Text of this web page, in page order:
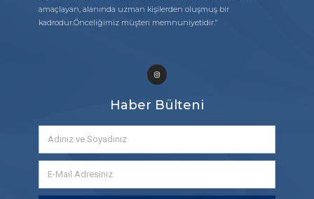
amaçlayan, alanında uzman kişilerden oluşmuş bir
kadrodur.Önceliğimiz müşteri memnuniyetidir."
Haber Bülteni